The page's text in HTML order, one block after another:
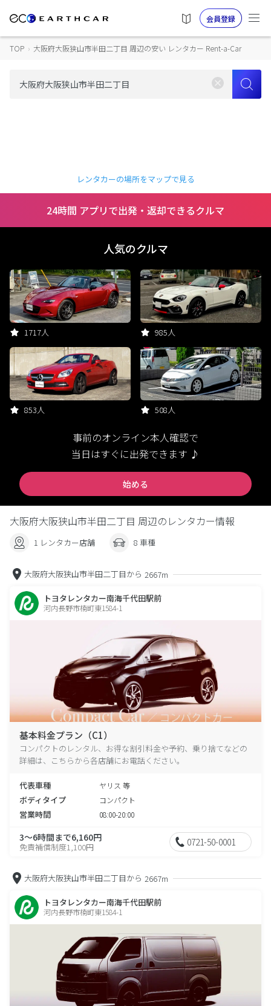
会員登録
TOP › 大阪府大阪狭山市半田二丁目 周辺の安い レンタカー Rent-a-Car
レンタカーの場所をマップで見る
24時間 アプリで出発・返却できるクルマ
人気のクルマ
1717人 985人
853人 508人
事前のオンライン本人確認で
当日はすぐに出発できます ♪
始める
大阪府大阪狭山市半田二丁目 周辺のレンタカー情報
1 レンタカー店舗 8 車種
大阪府大阪狭山市半田二丁目から 2667m
トヨタレンタカー南海千代田駅前
河内長野市楠町東1584-1
基本料金プラン（C1）
コンパクトのレンタル、お得な割引料金や予約、乗り捨てなどの
詳細は、こちらから各店舗にお電話ください。
代表車種 ヤリス 等
ボディタイプ コンパクト
営業時間 08:00-20:00
3～6時間まで6,160円
免責補償制度1,100円 0721-50-0001
大阪府大阪狭山市半田二丁目から 2667m
トヨタレンタカー南海千代田駅前
河内長野市楠町東1584-1